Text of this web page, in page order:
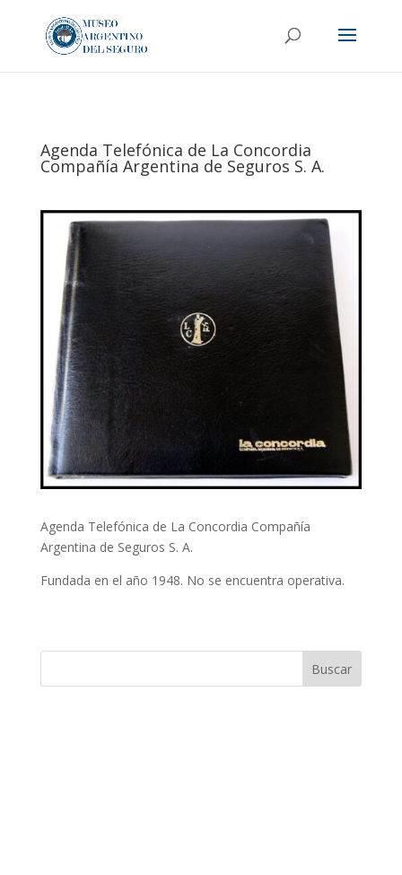
Agenda Telefónica de La Concordia
Compañía Argentina de Seguros S. A.
Agenda Telefónica de La Concordia Compañía
Argentina de Seguros S. A.
Fundada en el año 1948. No se encuentra operativa.